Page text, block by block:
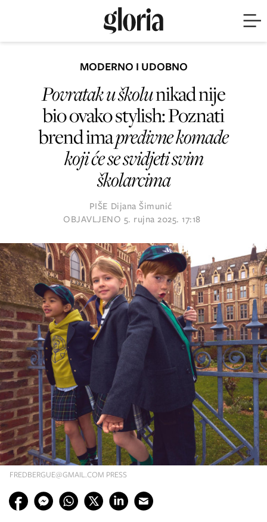
FREDBERGUE@GMAIL.COM PRESS
MODERNO I UDOBNO
Povratak u školunikad nije
bio ovako stylish: Poznati
brend imapredivne komade
koji će se svidjeti svim
školarcima
PIŠE Dijana Šimunić
OBJAVLJENO 5. rujna 2025. 17:18